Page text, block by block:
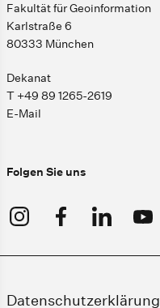
Fakultät für Geoinformation
Karlstraße 6
80333 München
Dekanat
T +49 89 1265-2619
E-Mail
Folgen Sie uns
Datenschutzerklärung